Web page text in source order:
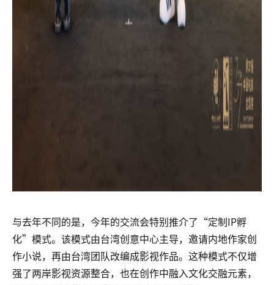
与去年不同的是，今年的交流会特别推介了“定制IP孵
化”模式。该模式由台湾创意中心主导，邀请内地作家创
作小说，再由台湾团队改编成影视作品。这种模式不仅增
强了两岸影视资源整合，也在创作中融入文化交融元素，